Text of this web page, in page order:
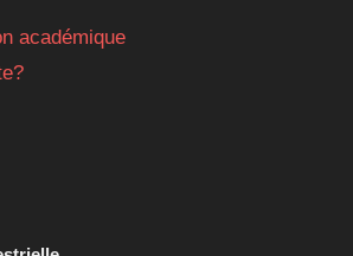
académique